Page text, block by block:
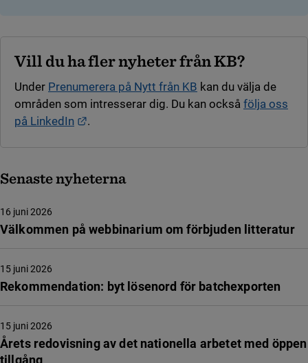
Vill du ha fler nyheter från KB?
Under Prenumerera på Nytt från KB kan du välja de
områden som intresserar dig. Du kan också följa oss
på LinkedIn
Länk till annan webbplats.
.
Senaste nyheterna
Välkommen på webbinarium om förbjuden litteratur
16 juni 2026
Rekommendation: byt lösenord för batchexporten
15 juni 2026
Årets redovisning av det nationella arbetet med öppen
tillgång
15 juni 2026